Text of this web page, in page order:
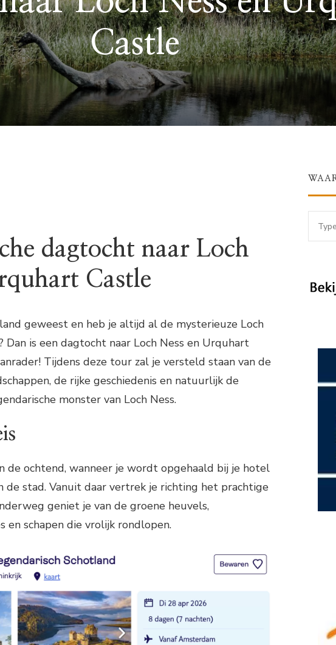
Castle
dagtocht naar Loch
Castle
geweest en heb je altijd al de mysterieuze Loch
Dan is een dagtocht naar Loch Ness en Urquhart
Tijdens deze tour zal je versteld staan van de
de rijke geschiedenis en natuurlijk de
monster van Loch Ness.
de ochtend, wanneer je wordt opgehaald bij je hotel
de stad. Vanuit daar vertrek je richting het prachtige
geniet je van de groene heuvels,
en schapen die vrolijk rondlopen.
for